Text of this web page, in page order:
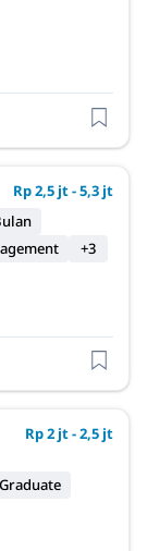
Rp 2,5 jt - 5,3 jt
+3
Rp 2 jt - 2,5 jt